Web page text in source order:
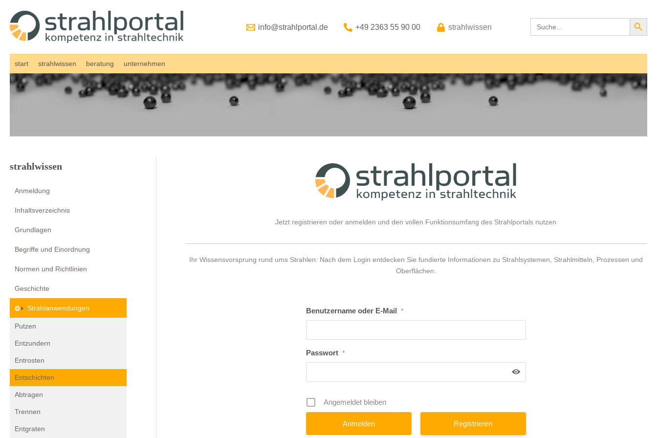
Inhalt
springen
info@strahlportal.de +49 2363 55 90 00 strahlwissen
Search
for:
Search Button
start strahlwissen beratung unternehmen
strahlwissen
Anmeldung
Inhaltsverzeichnis
Grundlagen
Begriffe und Einordnung
Normen und Richtlinien
Geschichte
Strahlanwendungen
Putzen
Entzundern
Entrosten
Entschichten
Abtragen
Trennen
Entgraten
Jetzt registrieren oder anmelden und den vollen Funktionsumfang des Strahlportals nutzen
Ihr Wissensvorsprung rund ums Strahlen: Nach dem Login entdecken Sie fundierte Informationen zu Strahlsystemen, Strahlmitteln, Prozessen und
Oberflächen.
Benutzername oder E-Mail *
Passwort *
Angemeldet bleiben
Registrieren